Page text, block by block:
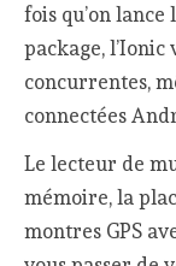
fois qu’on
package, l’Ionic
concurrentes,
connectées
Le lecteur de
mémoire, la
montres GPS